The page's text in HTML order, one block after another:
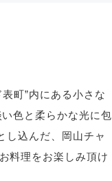
町”内にある小さな
色と柔らかな光に包
し込んだ、岡山チャ
料理をお楽しみ頂け